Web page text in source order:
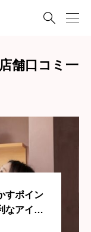

舗口コミ一
すポイン
なアイテ